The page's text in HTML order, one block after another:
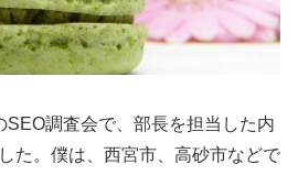
調査会で、部長を担当した内
た。僕は、西宮市、高砂市などで